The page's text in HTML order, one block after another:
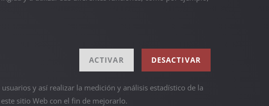
ACTIVAR DESACTIVAR
y así realizar la medición y análisis estadístico de la
sitio Web con el fin de mejorarlo.